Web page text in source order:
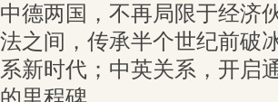
中德两国，不再局限于经济
法之间，传承半个世纪前破
系新时代；中英关系，开启